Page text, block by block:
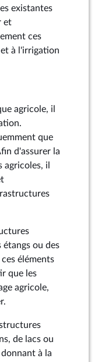
existantes
et
ces
et à l'irrigation
agricole, il
que
d'assurer la
il
étangs ou des
éléments
que les
agricole,
de lacs ou
à la